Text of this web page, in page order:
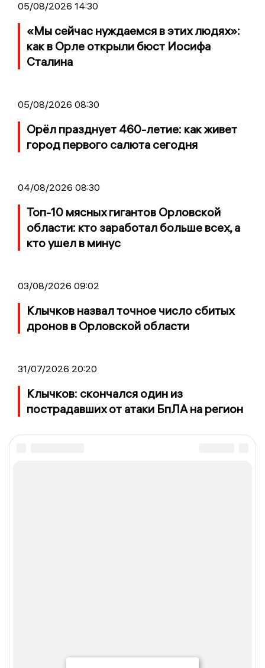
05/08/2026 14:30
«Мы сейчас нуждаемся в этих людях»:
как в Орле открыли бюст Иосифа
Сталина
05/08/2026 08:30
Орёл празднует 460-летие: как живет
город первого салюта сегодня
04/08/2026 08:30
Топ-10 мясных гигантов Орловской
области: кто заработал больше всех, а
кто ушел в минус
03/08/2026 09:02
Клычков назвал точное число сбитых
дронов в Орловской области
31/07/2026 20:20
Клычков: скончался один из
пострадавших от атаки БпЛА на регион